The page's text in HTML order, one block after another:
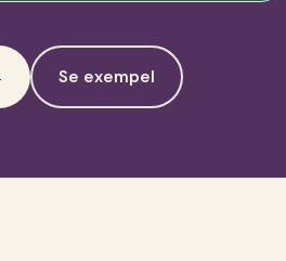
Se exempel